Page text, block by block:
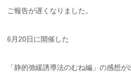
ご報告が遅くなりました。
6月20日に開催した
「静的弛緩誘導法のむね編」の感想